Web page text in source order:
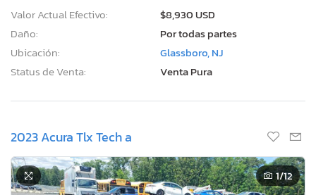
Valor Actual Efectivo:
$8,930 USD
Daño:
Por todas partes
Ubicación:
Glassboro, NJ
Status de Venta:
Venta Pura
2023 Acura Tlx Tech a
1/12